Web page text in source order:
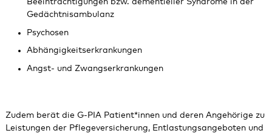
Gedächtnisambulanz
Psychosen
Abhängigkeitserkrankungen
Angst- und Zwangserkrankungen
Zudem berät die G-PIA Patient*innen und deren Angehörige zu
Leistungen der Pflegeversicherung, Entlastungsangeboten und